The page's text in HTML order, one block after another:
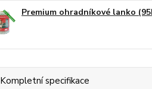
Premium ohradníkové lanko
Kompletní specifikace